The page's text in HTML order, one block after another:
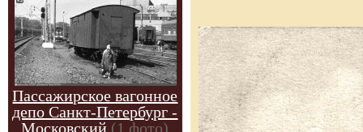
Пассажирское вагонное
депо Санкт-Петербург -
Московский (1 фото)